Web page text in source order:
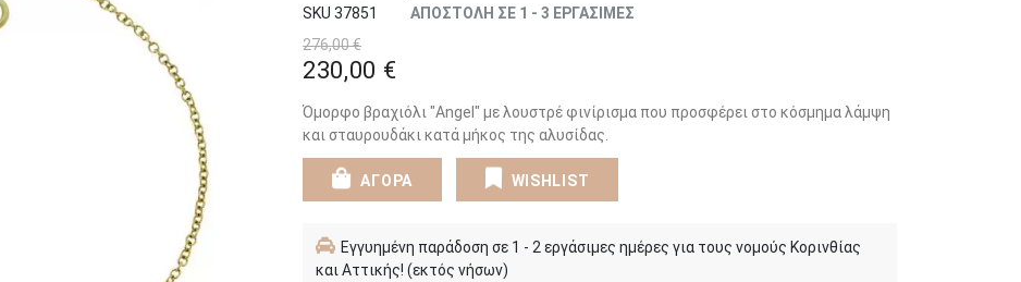
SKU 37851
ΑΠΟΣΤΟΛΗ ΣΕ 1 - 3 ΕΡΓΑΣΙΜΕΣ
276,00 €
230,00 €
Όμορφο βραχιόλι "Angel" με λουστρέ φινίρισμα που προσφέρει στο κόσμημα λάμψη
και σταυρουδάκι κατά μήκος της αλυσίδας.
ΑΓΟΡΑ WISHLIST
Εγγυημένη παράδοση σε 1 - 2 εργάσιμες ημέρες για τους νομούς Κορινθίας
και Αττικής! (εκτός νήσων)